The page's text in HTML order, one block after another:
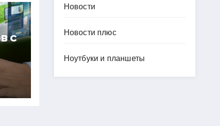
с
Новости
Новости плюс
Ноутбуки и планшеты